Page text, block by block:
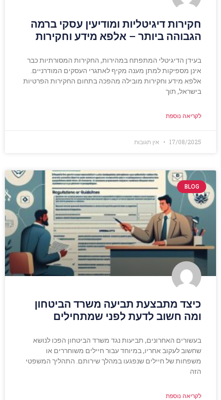
חקירות דיגיטליות ומודיעין עסקי ברמה
הגבוהה ביותר – אלפא מידע וחקירות
בעידן הדיגיטלי המתפתח במהירות, החקירות המסורתיות כבר
אינן מספיקות למתן מענה מקיף לאתגרי העסקים המודרניים.
אלפא מידע וחקירות מובילה מהפכה בתחום החקירות הפרטיות
בישראל, תוך
לקריאה נוספת
17/08/2025 אין תגובות
BLOG
כיצד מתבצעת תביעה משרד הביטחון
ומה חשוב לדעת לפני שמתחילים
בעשורים האחרונים, תביעות נגד משרד הביטחון הפכו לנושא
שחשוב לעקוב אחריו, במיוחד עבור חיילים משוחררים או
משפחות של חיילים שנפגעו במהלך שירותם. התהליך המשפטי
הזה
לקריאה נוספת